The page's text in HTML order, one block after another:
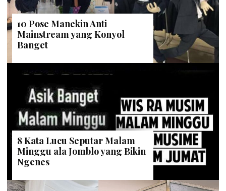
10 Pose Manekin Anti
Mainstream yang Konyol
Banget
8 Kata Lucu Seputar Malam
Minggu ala Jomblo yang Bikin
Ngenes